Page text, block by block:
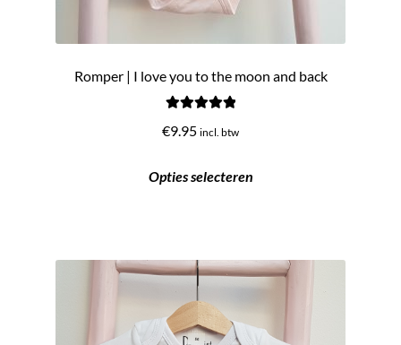
Romper | I love you to the moon and back
€9.95 incl. btw
Opties selecteren